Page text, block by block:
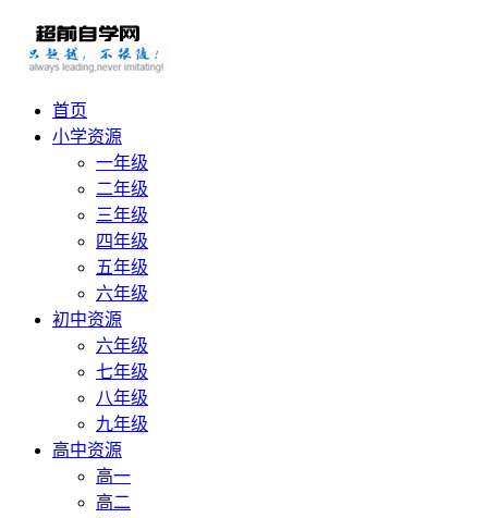
首页
小学资源
一年级
二年级
三年级
四年级
五年级
六年级
初中资源
六年级
七年级
八年级
九年级
高中资源
高一
高二